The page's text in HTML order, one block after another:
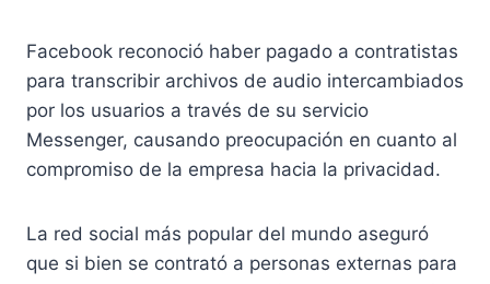
Facebook reconoció haber pagado a contratistas
para transcribir archivos de audio intercambiados
por los usuarios a través de su servicio
Messenger, causando preocupación en cuanto al
compromiso de la empresa hacia la privacidad.
La red social más popular del mundo aseguró
que si bien se contrató a personas externas para